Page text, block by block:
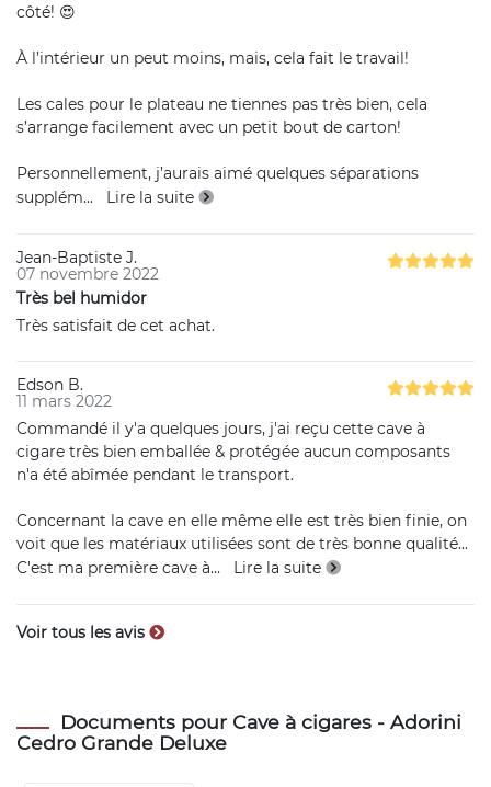
côté! 😍
À l’intérieur un peut moins, mais, cela fait le travail!
Les cales pour le plateau ne tiennes pas très bien, cela
s’arrange facilement avec un petit bout de carton!
Personnellement, j’aurais aimé quelques séparations
supplém... Lire la suite
Jean-Baptiste J.
07 novembre 2022
Très bel humidor
Très satisfait de cet achat.
Edson B.
11 mars 2022
Commandé il y'a quelques jours, j'ai reçu cette cave à
cigare très bien emballée & protégée aucun composants
n'a été abîmée pendant le transport.
Concernant la cave en elle même elle est très bien finie, on
voit que les matériaux utilisées sont de très bonne qualité...
C'est ma première cave à... Lire la suite
Voir tous les avis
Documents pour Cave à cigares - Adorini
Cedro Grande Deluxe